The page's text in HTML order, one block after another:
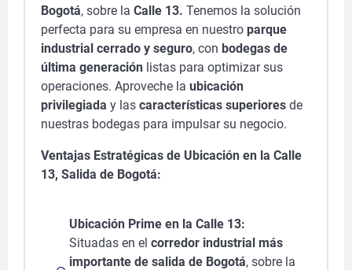
Bogotá, sobre la Calle 13. Tenemos la solución
perfecta para su empresa en nuestro parque
industrial cerrado y seguro, con bodegas de
última generación listas para optimizar sus
operaciones. Aproveche la ubicación
privilegiada y las características superiores de
nuestras bodegas para impulsar su negocio.
Ventajas Estratégicas de Ubicación en la Calle
13, Salida de Bogotá:
Ubicación Prime en la Calle 13:
Situadas en el corredor industrial más
importante de salida de Bogotá, sobre la